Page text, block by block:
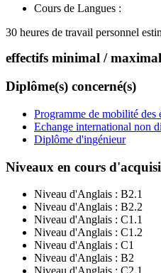
Cours de Langues :
30 heures de travail personnel
effectifs minimal /
Diplôme(s) concerné(s)
Programme de mobilité des
Echange international non
Diplôme d'ingénieur
Niveaux en cours
Niveau d'Anglais : B2.1
Niveau d'Anglais : B2.2
Niveau d'Anglais : C1.1
Niveau d'Anglais : C1.2
Niveau d'Anglais : C1
Niveau d'Anglais : B2